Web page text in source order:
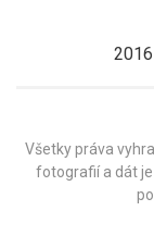
Všetky práva
fotografií a dát